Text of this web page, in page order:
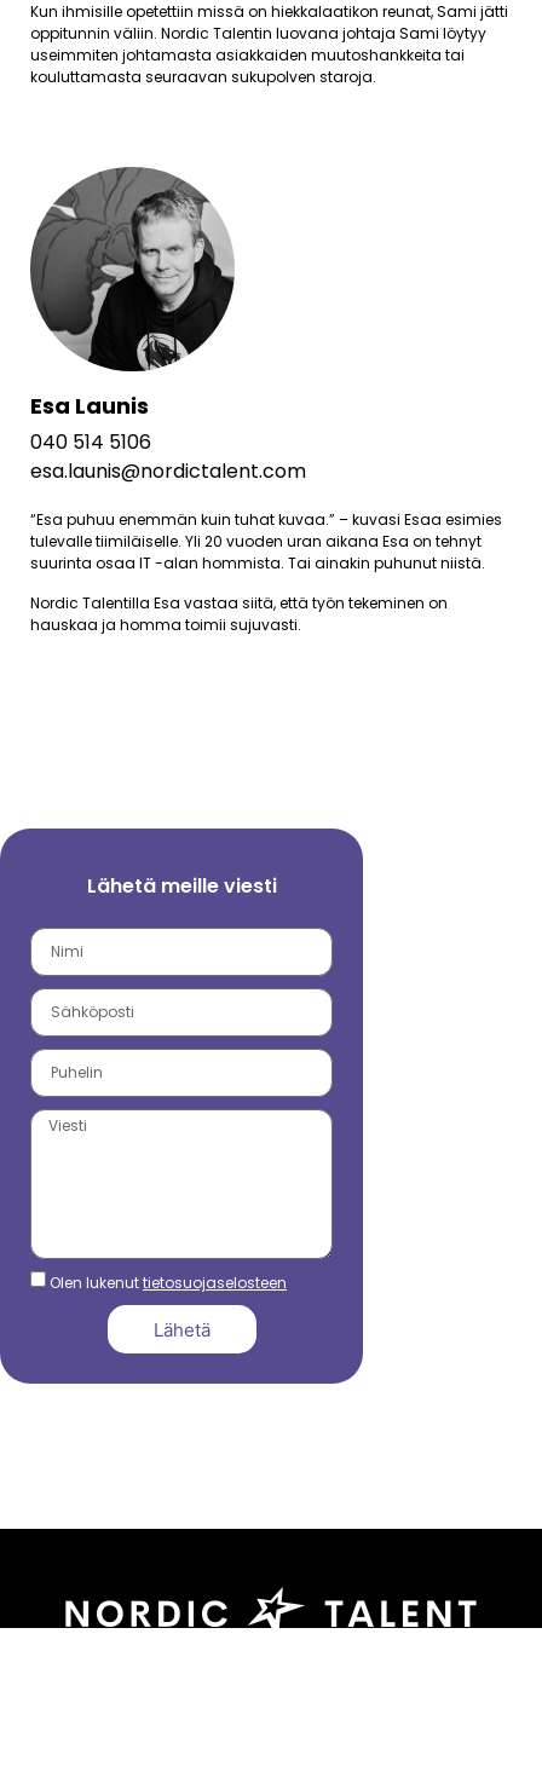
Kun ihmisille opetettiin missä on hiekkalaatikon reunat, Sami jätti
oppitunnin väliin. Nordic Talentin luovana johtaja Sami löytyy
useimmiten johtamasta asiakkaiden muutoshankkeita tai
kouluttamasta seuraavan sukupolven staroja.
Esa Launis
040 514 5106
esa.launis@nordictalent.com
“Esa puhuu enemmän kuin tuhat kuvaa.” – kuvasi Esaa esimies
tulevalle tiimiläiselle. Yli 20 vuoden uran aikana Esa on tehnyt
suurinta osaa IT -alan hommista. Tai ainakin puhunut niistä.
Nordic Talentilla Esa vastaa siitä, että työn tekeminen on
hauskaa ja homma toimii sujuvasti.
Lähetä meille viesti
Olen lukenuttietosuojaselosteen
Lähetä